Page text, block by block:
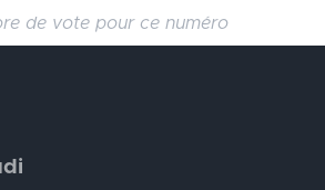
de vote pour ce numéro